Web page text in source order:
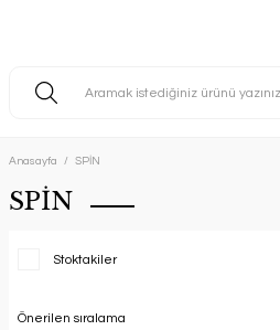
Anasayfa SPİN
SPİN
Stoktakiler